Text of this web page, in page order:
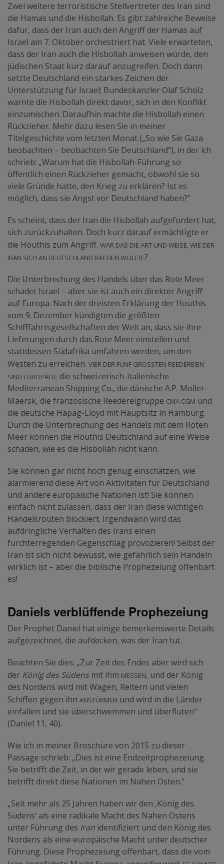
Zwei weitere terroristische Stellvertreter des Iran sind
die Hamas und die Hisbollah. Es gibt zahlreiche Beweise
dafür, dass der Iran auch den Angriff der Hamas auf
Israel am 7. Oktober orchestriert hat. Viele erwarteten,
dass der Iran auch die Hisbollah anweisen würde, den
jüdischen Staat kurz darauf anzugreifen. Doch dann
setzte Deutschland ein starkes Zeichen der
Unterstützung für Israel; Bundeskanzler Olaf Scholz
warnte die Hisbollah direkt davor, sich in den Konflikt
einzumischen. Daraufhin machte die Hisbollah einen
Rückzieher. Mehr dazu lesen Sie in meiner
Titelgeschichte vom letzten Monat („So wie Sie Gaza
beobachten – beobachten Sie Deutschland“), in der ich
schrieb: „Warum hat die Hisbollah-Führung so
öffentlich einen Rückzieher gemacht, obwohl sie so
viele Gründe hatte, den Krieg zu erklären? Ist es
möglich, dass sie Angst vor Deutschland haben?“
Es scheint, dass der Iran die Hisbollah aufgefordert hat,
sich zurückzuhalten. Doch kurz darauf ermächtigte er
die Houthis zum Angriff. War das die Art und Weise, wie der
Iran sich an Deutschland rächen wollte?
Die Unterbrechung des Handels über das Rote Meer
schadet Israel – aber sie ist auch ein direkter Angriff
auf Europa. Nach der dreisten Erklärung der Houthis
vom 9. Dezember kündigten die größten
Schifffahrtsgesellschaften der Welt an, dass sie ihre
Lieferungen durch das Rote Meer einstellen und
stattdessen Südafrika umfahren werden, um den
Westen zu erreichen. Vier der fünf größten Reedereien
sind Europäer: die schweizerisch-italienische
Mediterranean Shipping Co., die dänische A.P. Moller-
Maersk, die französische Reedereigruppe cma cgm und
die deutsche Hapag-Lloyd mit Hauptsitz in Hamburg.
Durch die Unterbrechung des Handels mit dem Roten
Meer können die Houthis Deutschland auf eine Weise
schaden, wie es die Hisbollah nicht kann.
Sie können gar nicht hoch genug einschätzen, wie
alarmierend diese Art von Aktivitäten für Deutschland
und andere europäische Nationen ist! Sie können
einfach nicht zulassen, dass der Iran diese wichtigen
Handelsrouten blockiert. Irgendwann wird das
aufdringliche Verhalten des Irans einen
furchterregenden Gegenschlag provozieren! Selbst der
Iran ist sich nicht bewusst, wie gefährlich sein Handeln
wirklich ist – aber die biblische Prophezeiung offenbart
es!
Daniels verblüffende Prophezeiung
Der Prophet Daniel hat einige bemerkenswerte Details
aufgezeichnet, die aufdecken, was der Iran tut.
Beachten Sie dies: „Zur Zeit des Endes aber wird sich
der König des Südensmit ihm messen, und der König
des Nordens wird mit Wagen, Reitern und vielen
Schiffen gegen ihn anstürmen und wird in die Länder
einfallen und sie überschwemmen und überfluten“
(Daniel 11, 40).
Wie ich in meiner Broschüre von 2015 zu dieser
Passage schrieb: „Dies ist eine Endzeitprophezeiung.
Sie betrifft die Zeit, in der wir gerade leben, und sie
betrifft direkt diese Nationen im Nahen Osten.“
„Seit mehr als 25 Jahren haben wir den ‚König des
Südens‘ als eine radikale Macht des Nahen Ostens
unter Führung des Iran identifiziert und den König des
Nordens als eine europäische Macht unter deutscher
Führung. Diese Prophezeiung offenbart, dass die vom